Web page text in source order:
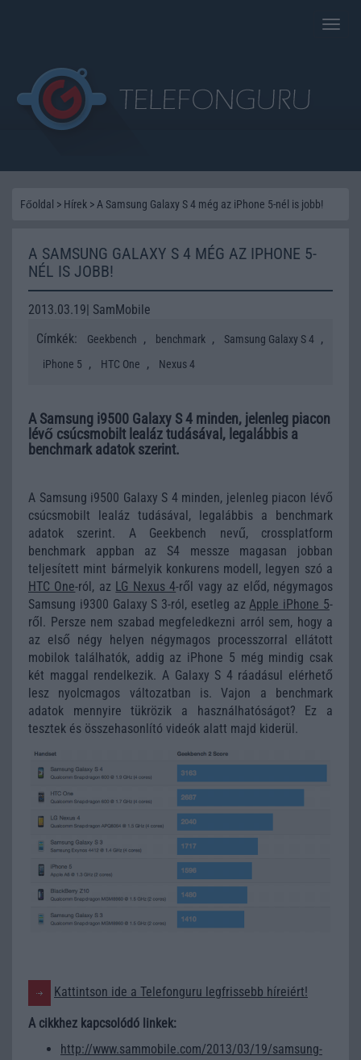
Toggle
Főoldal > Hírek > A Samsung Galaxy S 4 még az iPhone 5-nél is jobb!
A SAMSUNG GALAXY S 4 MÉG AZ IPHONE 5-
NÉL IS JOBB!
2013.03.19| SamMobile
Címkék:
Geekbench , benchmark , Samsung Galaxy S 4 ,
iPhone 5 , HTC One , Nexus 4
A Samsung i9500 Galaxy S 4 minden, jelenleg piacon
lévő csúcsmobilt lealáz tudásával, legalábbis a
benchmark adatok szerint.
A Samsung i9500 Galaxy S 4 minden, jelenleg piacon lévő
csúcsmobilt lealáz tudásával, legalábbis a benchmark
adatok szerint. A Geekbench nevű, crossplatform
benchmark appban az S4 messze magasan jobban
teljesített mint bármelyik konkurens modell, legyen szó a
HTC One-ról, az LG Nexus 4-ről vagy az előd, négymagos
Samsung i9300 Galaxy S 3-ról, esetleg azApple iPhone 5-
ről. Persze nem szabad megfeledkezni arról sem, hogy a
az első négy helyen négymagos processzorral ellátott
mobilok találhatók, addig az iPhone 5 még mindig csak
két maggal rendelkezik. A Galaxy S 4 ráadásul elérhető
lesz nyolcmagos változatban is. Vajon a benchmark
adatok mennyire tükrözik a használhatóságot? Ez a
tesztek és összehasonlító videók alatt majd kiderül.
Kattintson ide a Telefonguru legfrissebb híreiért!
A cikkhez kapcsolódó linkek:
http://www.sammobile.com/2013/03/19/samsung-